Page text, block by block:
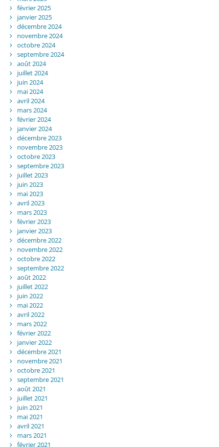
février 2025
janvier 2025
décembre 2024
novembre 2024
octobre 2024
septembre 2024
août 2024
juillet 2024
juin 2024
mai 2024
avril 2024
mars 2024
février 2024
janvier 2024
décembre 2023
novembre 2023
octobre 2023
septembre 2023
juillet 2023
juin 2023
mai 2023
avril 2023
mars 2023
février 2023
janvier 2023
décembre 2022
novembre 2022
octobre 2022
septembre 2022
août 2022
juillet 2022
juin 2022
mai 2022
avril 2022
mars 2022
février 2022
janvier 2022
décembre 2021
novembre 2021
octobre 2021
septembre 2021
août 2021
juillet 2021
juin 2021
mai 2021
avril 2021
mars 2021
février 2021